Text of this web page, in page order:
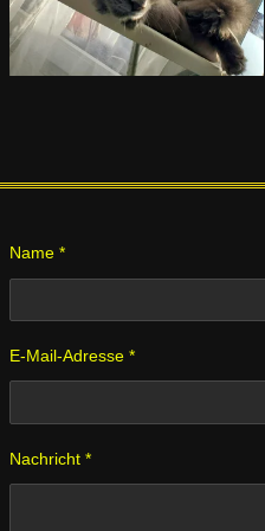
Name *
E-Mail-Adresse *
Nachricht *